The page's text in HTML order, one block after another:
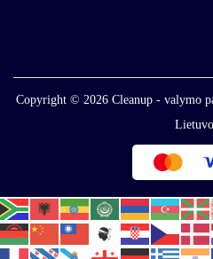
Copyright © 2026 Cleanup - valymo